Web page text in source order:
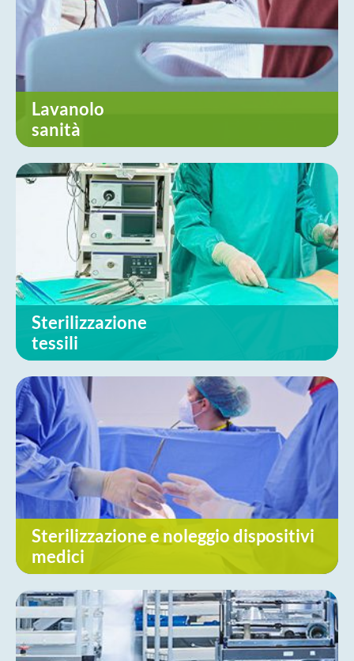
Lavanolo
sanità
Sterilizzazione
tessili
Sterilizzazione e noleggio dispositivi
medici